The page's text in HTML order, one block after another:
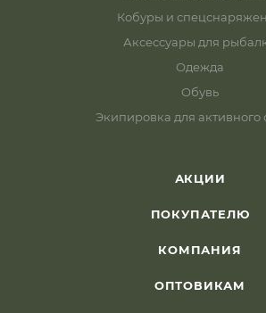
Кобуры и
Аксессуары для
Одежда
Обувь
Экипировка для активного
АКЦИИ
ПОКУПАТЕЛЮ
КОМПАНИЯ
ОПТОВИКАМ